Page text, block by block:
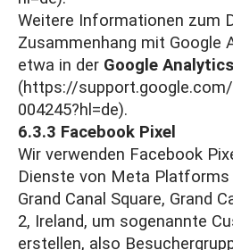
Weitere Informationen zum
Zusammenhang mit Google
etwa in der Google
(https://
004245?hl=de).
6.3.3 Facebook Pixel
Wir verwenden Facebook
Dienste von Meta Platforms
Grand Canal Square, Grand
2, Ireland, um sogenannte
erstellen, also